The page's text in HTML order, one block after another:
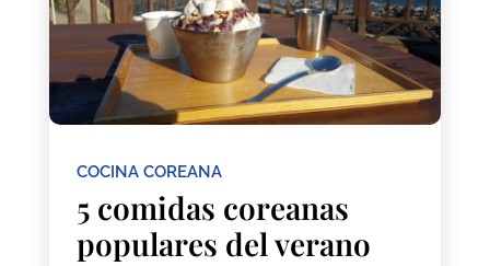
COCINA COREANA
5 comidas coreanas
populares del verano